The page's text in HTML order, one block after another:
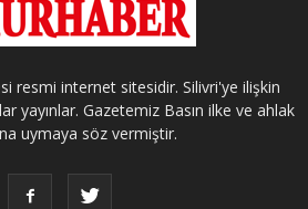
resmi internet sitesidir. Silivri'ye ilişkin
yayınlar. Gazetemiz Basın ilke ve ahlak
uymaya söz vermiştir.